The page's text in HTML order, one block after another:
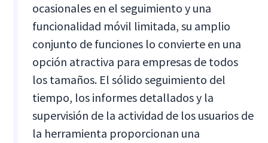
ocasionales en el seguimiento y una
funcionalidad móvil limitada, su amplio
conjunto de funciones lo convierte en una
opción atractiva para empresas de todos
los tamaños. El sólido seguimiento del
tiempo, los informes detallados y la
supervisión de la actividad de los usuarios de
la herramienta proporcionan una